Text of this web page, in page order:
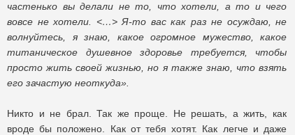
частенько вы делали не то, что хотели, а то и чего
вовсе не хотели. <…> Я-то вас как раз не осуждаю, не
волнуйтесь, я знаю, какое огромное мужество, какое
титаническое душевное здоровье требуется, чтобы
просто жить своей жизнью, но я также знаю, что взять
его зачастую неоткуда».
Никто и не брал. Так же проще. Не решать, а жить, как
вроде бы положено. Как от тебя хотят. Как легче и даже